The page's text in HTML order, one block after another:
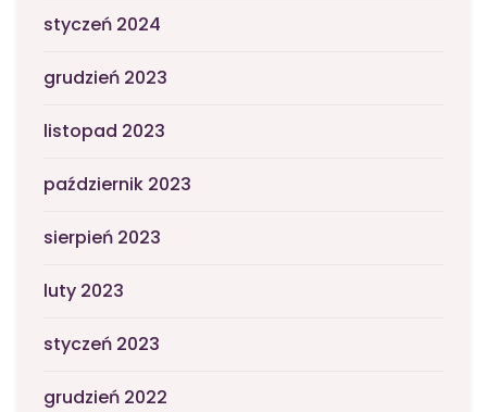
styczeń 2024
grudzień 2023
listopad 2023
październik 2023
sierpień 2023
luty 2023
styczeń 2023
grudzień 2022